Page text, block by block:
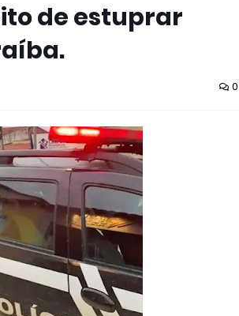
de estuprar
0